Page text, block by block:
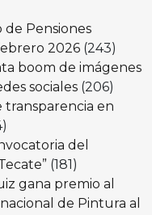
Pensiones
2026 (243)
boom de imágenes
sociales (206)
transparencia en
del
(181)
gana premio al
de Pintura al